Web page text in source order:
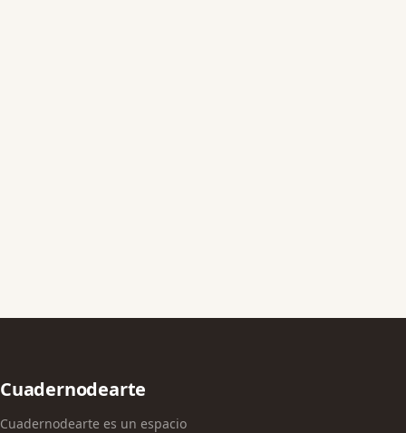
Cuadernodearte
Cuadernodearte es un espacio